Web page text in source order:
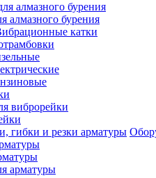
алмазного бурения
алмазного бурения
катки
виброрейки
арматуры